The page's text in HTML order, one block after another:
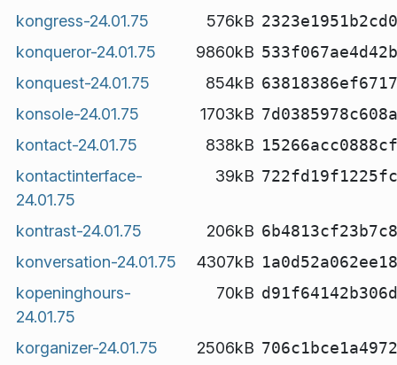
kongress-24.01.75
576kB
konqueror-24.01.75
9860kB
konquest-24.01.75
854kB
konsole-24.01.75
1703kB
kontact-24.01.75
838kB
kontactinterface-
24.01.75
39kB
kontrast-24.01.75 206kB
konversation-24.01.75
4307kB
kopeninghours-
24.01.75
70kB
korganizer-24.01.75 2506kB